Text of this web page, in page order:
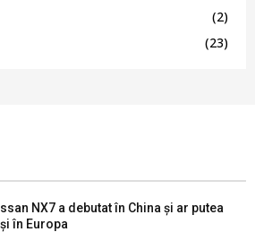
(2)
(23)
NX7 a debutat în China și ar putea
în Europa